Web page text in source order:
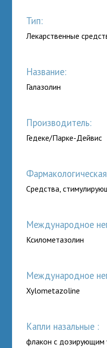
Тип:
Лекарственные
Название:
Галазолин
Производитель:
Гедеке/Парке-Дейвис
Средства,
Международное
Ксилометазолин
Международное
Xylometazoline
капли назальные :
флакон с дозирующим